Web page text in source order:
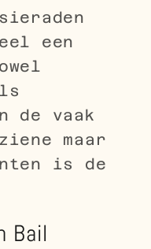
een
de vaak
maar
is de
Bail